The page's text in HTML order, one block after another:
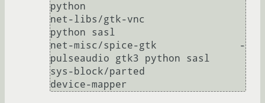
python
net-libs/gtk-vnc
python sasl
net-misc/spice-gtk              -
pulseaudio gtk3 python sasl
sys-block/parted